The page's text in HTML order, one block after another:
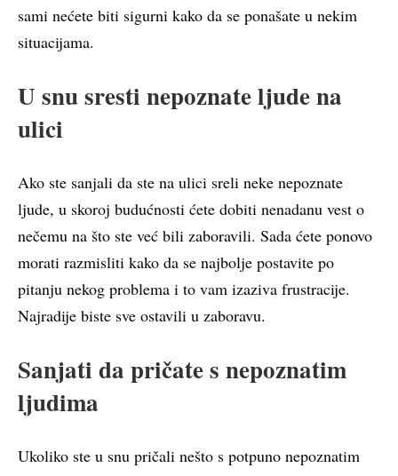
sami nećete biti sigurni kako da se ponašate u nekim
situacijama.
U snu sresti nepoznate ljude na
ulici
Ako ste sanjali da ste na ulici sreli neke nepoznate
ljude, u skoroj budućnosti ćete dobiti nenadanu vest o
nečemu na što ste već bili zaboravili. Sada ćete ponovo
morati razmisliti kako da se najbolje postavite po
pitanju nekog problema i to vam izaziva frustracije.
Najradije biste sve ostavili u zaboravu.
Sanjati da pričate s nepoznatim
ljudima
Ukoliko ste u snu pričali nešto s potpuno nepoznatim